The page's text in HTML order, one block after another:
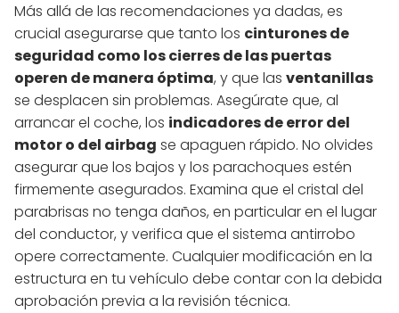
Más allá de las recomendaciones ya dadas, es
crucial asegurarse que tanto los cinturones de
seguridad como los cierres de las puertas
operen de manera óptima, y que las ventanillas
se desplacen sin problemas. Asegúrate que, al
arrancar el coche, los indicadores de error del
motor o del airbag se apaguen rápido. No olvides
asegurar que los bajos y los parachoques estén
firmemente asegurados. Examina que el cristal del
parabrisas no tenga daños, en particular en el lugar
del conductor, y verifica que el sistema antirrobo
opere correctamente. Cualquier modificación en la
estructura en tu vehículo debe contar con la debida
aprobación previa a la revisión técnica.